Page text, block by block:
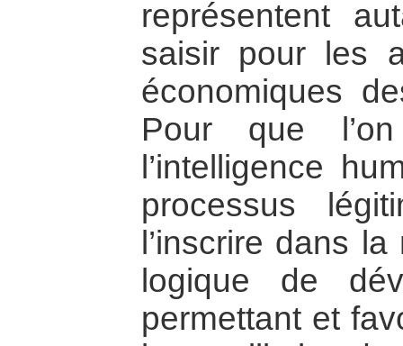
représentent
saisir pour les
économiques
Pour que
l’intelligence
processus
l’inscrire dans
logique de
permettant et